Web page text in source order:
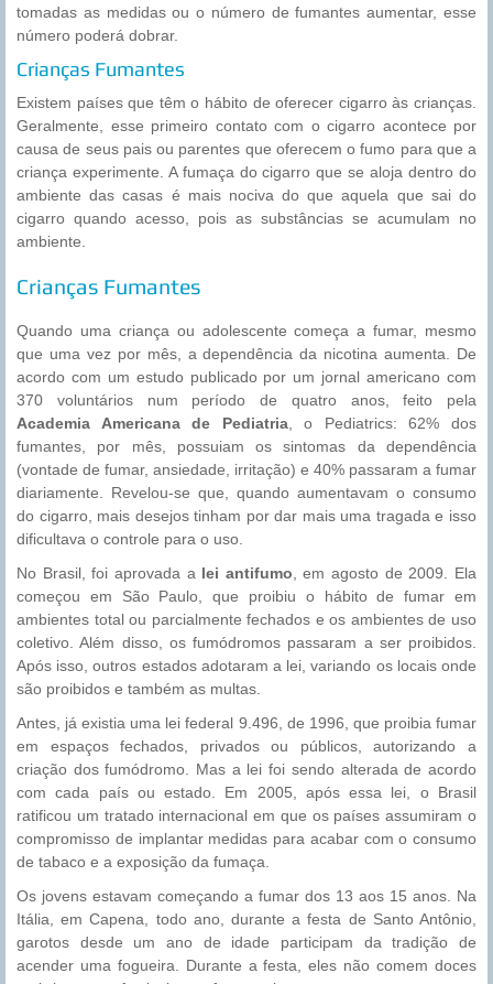
tomadas as medidas ou o número de fumantes aumentar, esse
número poderá dobrar.
Crianças Fumantes
Existem países que têm o hábito de oferecer cigarro às crianças.
Geralmente, esse primeiro contato com o cigarro acontece por
causa de seus pais ou parentes que oferecem o fumo para que a
criança experimente. A fumaça do cigarro que se aloja dentro do
ambiente das casas é mais nociva do que aquela que sai do
cigarro quando acesso, pois as substâncias se acumulam no
ambiente.
Crianças Fumantes
Quando uma criança ou adolescente começa a fumar, mesmo
que uma vez por mês, a dependência da nicotina aumenta. De
acordo com um estudo publicado por um jornal americano com
370 voluntários num período de quatro anos, feito pela
Academia Americana de Pediatria, o Pediatrics: 62% dos
fumantes, por mês, possuiam os sintomas da dependência
(vontade de fumar, ansiedade, irritação) e 40% passaram a fumar
diariamente. Revelou-se que, quando aumentavam o consumo
do cigarro, mais desejos tinham por dar mais uma tragada e isso
dificultava o controle para o uso.
No Brasil, foi aprovada a lei antifumo, em agosto de 2009. Ela
começou em São Paulo, que proibiu o hábito de fumar em
ambientes total ou parcialmente fechados e os ambientes de uso
coletivo. Além disso, os fumódromos passaram a ser proibidos.
Após isso, outros estados adotaram a lei, variando os locais onde
são proibidos e também as multas.
Antes, já existia uma lei federal 9.496, de 1996, que proibia fumar
em espaços fechados, privados ou públicos, autorizando a
criação dos fumódromo. Mas a lei foi sendo alterada de acordo
com cada país ou estado. Em 2005, após essa lei, o Brasil
ratificou um tratado internacional em que os países assumiram o
compromisso de implantar medidas para acabar com o consumo
de tabaco e a exposição da fumaça.
Os jovens estavam começando a fumar dos 13 aos 15 anos. Na
Itália, em Capena, todo ano, durante a festa de Santo Antônio,
garotos desde um ano de idade participam da tradição de
acender uma fogueira. Durante a festa, eles não comem doces